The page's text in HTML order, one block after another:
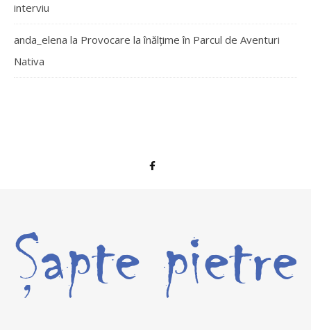
interviu
anda_elena la Provocare la înălțime în Parcul de Aventuri
Nativa